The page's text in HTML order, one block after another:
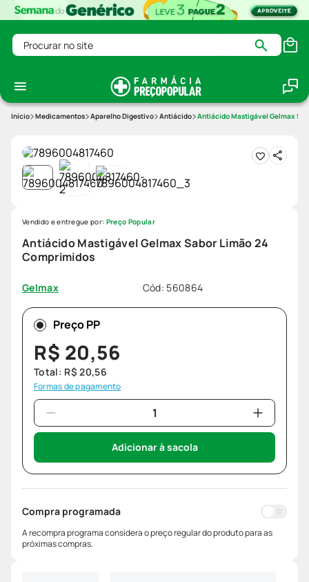
Procurar no site
Medicamentos Aparelho Digestivo Antiácido Antiácido Mastigável Gelmax
Antiácido Mastigável Gelmax Sabor Limão 24
Comprimidos
Gelmax Cód: 560864
Vendido e entregue por: Preço Popular
Preço PP
R$ 20,56
Total: R$ 20,56
Formas de pagamento
Adicionar à sacola
Compra programada
A recompra programa considera o preço regular do produto para as
próximas compras.